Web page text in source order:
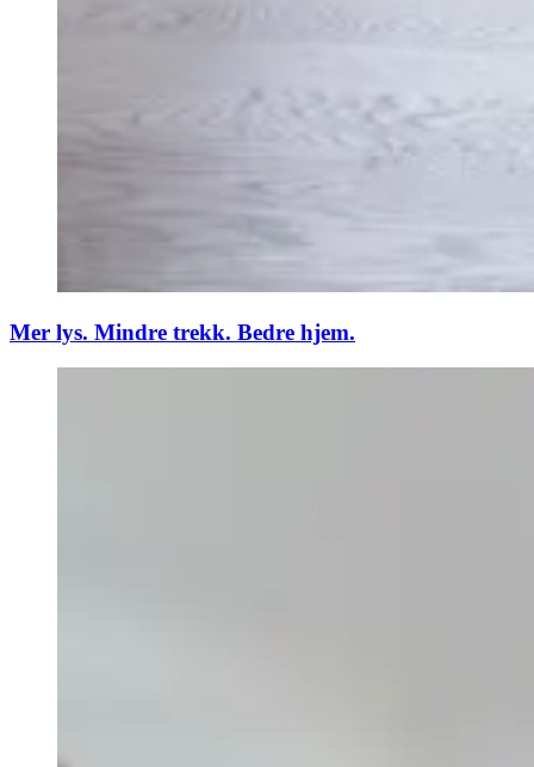
Mer lys. Mindre trekk. Bedre hjem.